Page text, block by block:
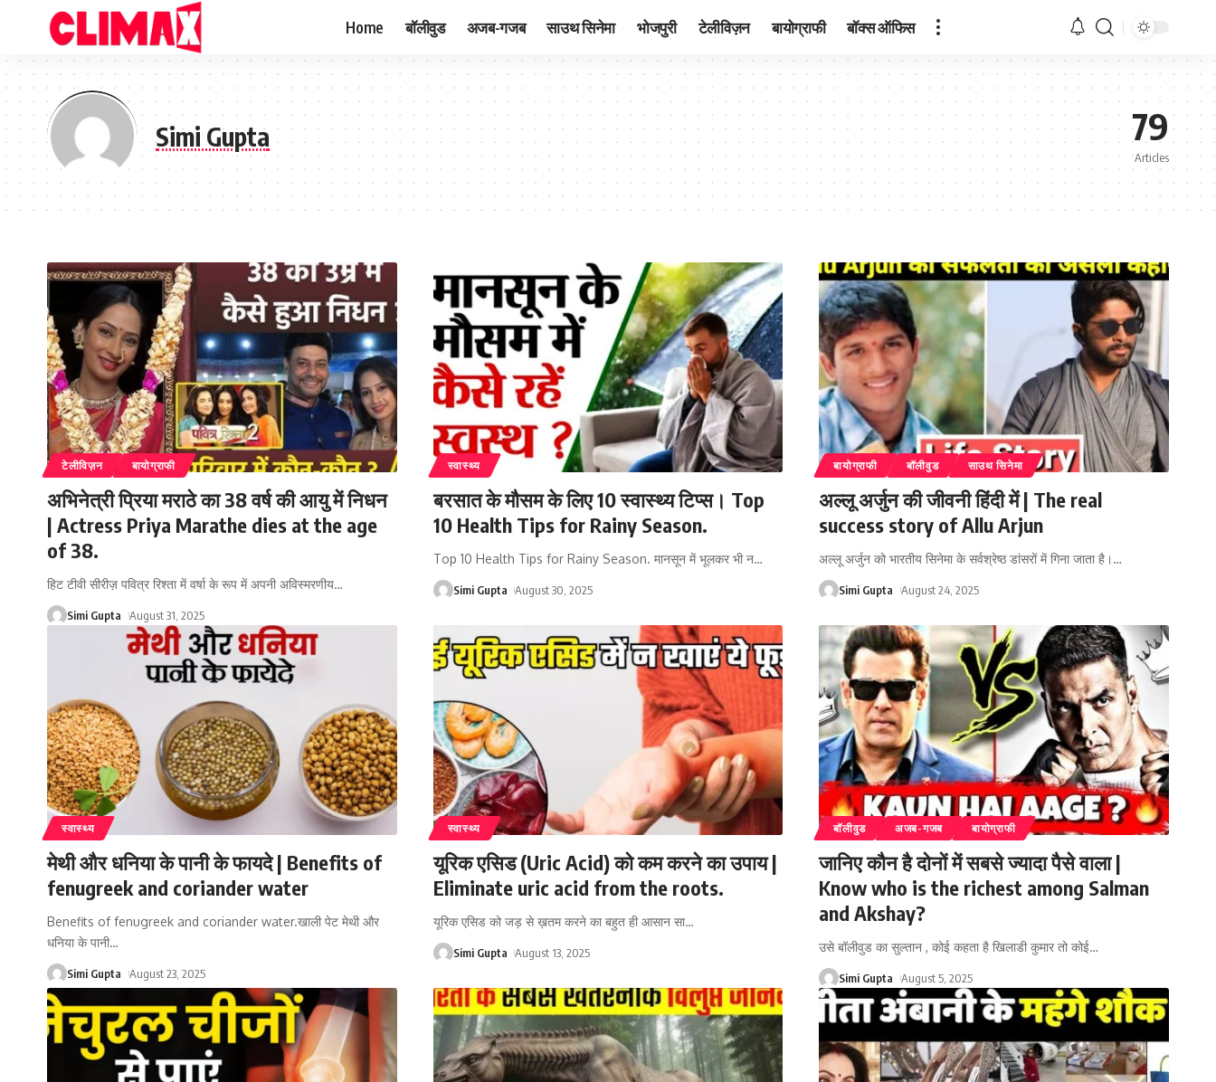
Home बॉलीवुड अजब-गजब साउथ सिनेमा भोजपुरी टेलीविज़न बायोग्राफी बॉक्स ऑफिस
Simi Gupta 79
Articles
टेलीविज़न बायोग्राफी
अभिनेत्री प्रिया मराठे का 38 वर्ष की आयु में निधन
| Actress Priya Marathe dies at the age
of 38.
हिट टीवी सीरीज़ पवित्र रिश्ता में वर्षा के रूप में अपनी अविस्मरणीय…
Simi Gupta August 31, 2025
स्वास्थ्य
बरसात के मौसम के लिए 10 स्वास्थ्य टिप्स। Top
10 Health Tips for Rainy Season.
Top 10 Health Tips for Rainy Season. मानसून में भूलकर भी न…
Simi Gupta August 30, 2025
बायोग्राफी बॉलीवुड साउथ सिनेमा
अल्लू अर्जुन की जीवनी हिंदी में | The real
success story of Allu Arjun
अल्लू अर्जुन को भारतीय सिनेमा के सर्वश्रेष्ठ डांसरों में गिना जाता है। …
Simi Gupta August 24, 2025
स्वास्थ्य
मेथी और धनिया के पानी के फायदे | Benefits of
fenugreek and coriander water
Benefits of fenugreek and coriander water.खाली पेट मेथी और
धनिया के पानी…
Simi Gupta August 23, 2025
स्वास्थ्य
यूरिक एसिड (Uric Acid) को कम करने का उपाय |
Eliminate uric acid from the roots.
यूरिक एसिड को जड़ से ख़तम करने का बहुत ही आसान सा…
Simi Gupta August 13, 2025
बॉलीवुड अजब-गजब बायोग्राफी
जानिए कौन है दोनों में सबसे ज्यादा पैसे वाला |
Know who is the richest among Salman
and Akshay?
उसे बॉलीवुड का सुल्तान , कोई कहता है खिलाडी कुमार तो कोई…
Simi Gupta August 5, 2025